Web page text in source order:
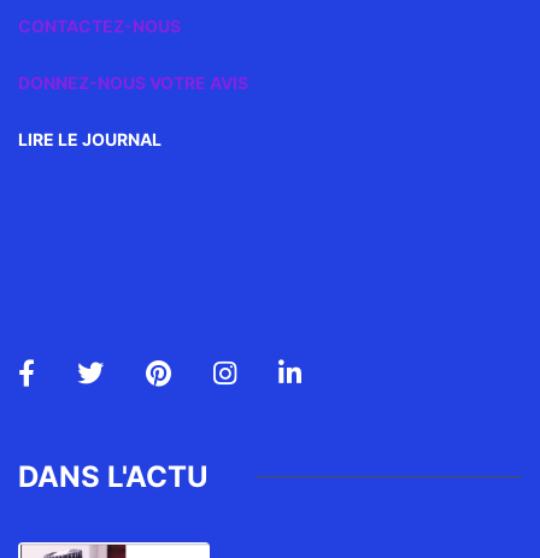
CONTACTEZ-NOUS
DONNEZ-NOUS VOTRE AVIS
LIRE LE JOURNAL
DANS L'ACTU